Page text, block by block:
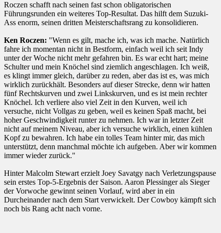
Roczen schafft nach seinen fast schon obligatorischen
Führungsrunden ein weiteres Top-Resultat. Das hilft dem Suzuki-
Ass enorm, seinen dritten Meisterschaftsrang zu konsolidieren.
Ken Roczen: "Wenn es gilt, mache ich, was ich mache. Natürlich
fahre ich momentan nicht in Bestform, einfach weil ich seit Indy
unter der Woche nicht mehr gefahren bin. Es war echt hart; meine
Schulter und mein Knöchel sind ziemlich angeschlagen. Ich weiß,
es klingt immer gleich, darüber zu reden, aber das ist es, was mich
wirklich zurückhält. Besonders auf dieser Strecke, denn wir hatten
fünf Rechtskurven und zwei Linkskurven, und es ist mein rechter
Knöchel. Ich verliere also viel Zeit in den Kurven, weil ich
versuche, nicht Vollgas zu geben, weil es keinen Spaß macht, bei
hoher Geschwindigkeit runter zu nehmen. Ich war in letzter Zeit
nicht auf meinem Niveau, aber ich versuche wirklich, einen kühlen
Kopf zu bewahren. Ich habe ein tolles Team hinter mir, das mich
unterstützt, denn manchmal möchte ich aufgeben. Aber wir kommen
immer wieder zurück."
Hinter Malcolm Stewart erzielt Joey Savatgy nach Verletzungspause
sein erstes Top-5-Ergebnis der Saison. Aaron Plessinger als Sieger
der Vorwoche gewinnt seinen Vorlauf, wird aber in ein
Durcheinander nach dem Start verwickelt. Der Cowboy kämpft sich
noch bis Rang acht nach vorne.